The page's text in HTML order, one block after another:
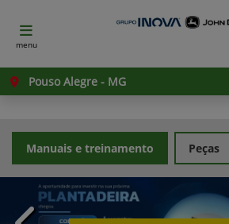
menu
Pouso Alegre - MG
Manuais e treinamento Peças